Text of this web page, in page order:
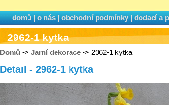
domů|o nás|obchodní podmínky|dodací a
2962-1 kytka
Domů -> Jarní dekorace -> 2962-1 kytka
Detail - 2962-1 kytka